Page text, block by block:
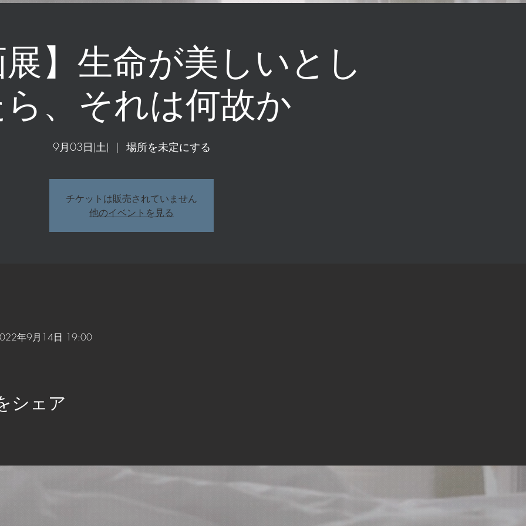
】生命が美しいとし
、それは何故か
9月03日(土)
  |
場所を未定にする
チケットは販売されていません
他のイベントを見る
年9月14日 19:00
シェア